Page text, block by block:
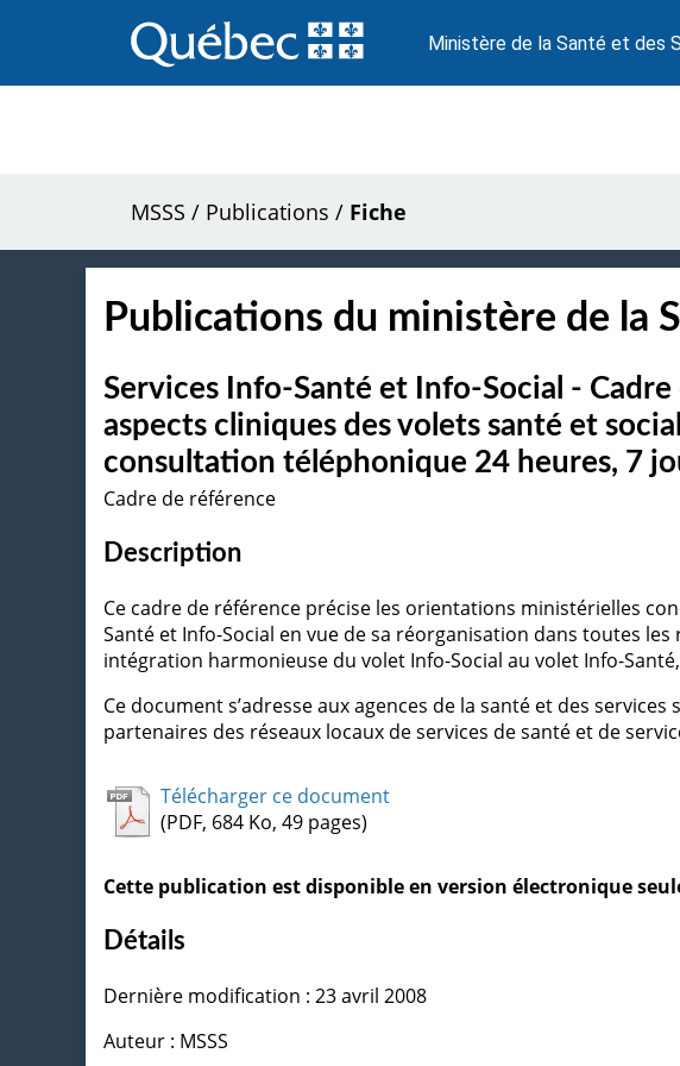
au
contenu
Ministère de la Santé et des
MSSS / Publications / Fiche
Publications du ministère de la
Services Info-Santé et Info-Social -
aspects cliniques des volets santé et
consultation téléphonique 24 heures, 7
Cadre de référence
Description
Ce cadre de référence précise les orientations ministérielles
Santé et Info-Social en vue de sa réorganisation dans toutes
intégration harmonieuse du volet Info-Social au volet Info-
Ce document s’adresse aux agences de la santé et des
partenaires des réseaux locaux de services de santé et de
Télécharger ce document
(PDF, 684 Ko, 49 pages)
Cette publication est disponible en version électronique
Détails
Dernière modification : 23 avril 2008
Auteur : MSSS